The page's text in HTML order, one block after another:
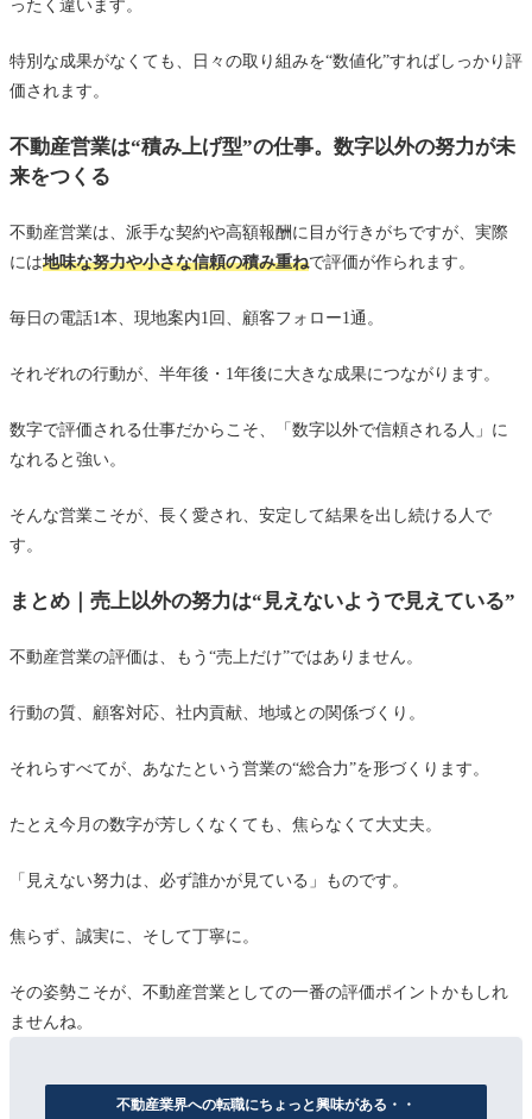
ったく違います。
特別な成果がなくても、日々の取り組みを“数値化”すればしっかり評
価されます。
不動産営業は“積み上げ型”の仕事。数字以外の努力が未
来をつくる
不動産営業は、派手な契約や高額報酬に目が行きがちですが、実際
には地味な努力や小さな信頼の積み重ねで評価が作られます。
毎日の電話1本、現地案内1回、顧客フォロー1通。
それぞれの行動が、半年後・1年後に大きな成果につながります。
数字で評価される仕事だからこそ、「数字以外で信頼される人」に
なれると強い。
そんな営業こそが、長く愛され、安定して結果を出し続ける人で
す。
まとめ｜売上以外の努力は“見えないようで見えている”
不動産営業の評価は、もう“売上だけ”ではありません。
行動の質、顧客対応、社内貢献、地域との関係づくり。
それらすべてが、あなたという営業の“総合力”を形づくります。
たとえ今月の数字が芳しくなくても、焦らなくて大丈夫。
「見えない努力は、必ず誰かが見ている」ものです。
焦らず、誠実に、そして丁寧に。
その姿勢こそが、不動産営業としての一番の評価ポイントかもしれ
ませんね。
不動産業界への転職にちょっと興味がある・・